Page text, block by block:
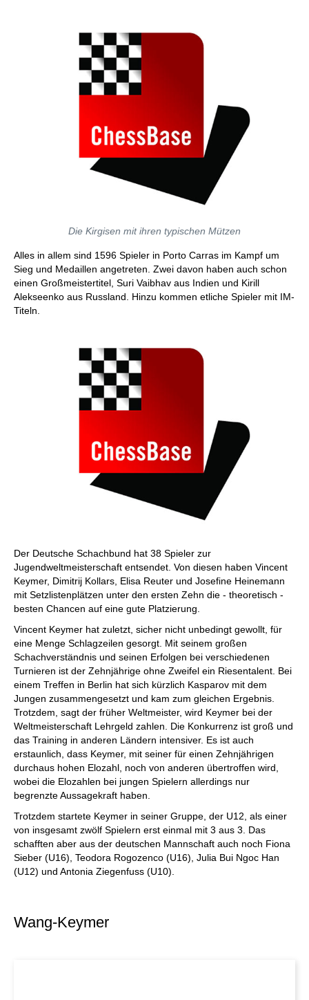
Die Kirgisen mit ihren typischen Mützen
Alles in allem sind 1596 Spieler in Porto Carras im Kampf um
Sieg und Medaillen angetreten. Zwei davon haben auch schon
einen Großmeistertitel, Suri Vaibhav aus Indien und Kirill
Alekseenko aus Russland. Hinzu kommen etliche Spieler mit IM-
Titeln.
Der Deutsche Schachbund hat 38 Spieler zur
Jugendweltmeisterschaft entsendet. Von diesen haben Vincent
Keymer, Dimitrij Kollars, Elisa Reuter und Josefine Heinemann
mit Setzlistenplätzen unter den ersten Zehn die - theoretisch -
besten Chancen auf eine gute Platzierung.
Vincent Keymer hat zuletzt, sicher nicht unbedingt gewollt, für
eine Menge Schlagzeilen gesorgt. Mit seinem großen
Schachverständnis und seinen Erfolgen bei verschiedenen
Turnieren ist der Zehnjährige ohne Zweifel ein Riesentalent. Bei
einem Treffen in Berlin hat sich kürzlich Kasparov mit dem
Jungen zusammengesetzt und kam zum gleichen Ergebnis.
Trotzdem, sagt der früher Weltmeister, wird Keymer bei der
Weltmeisterschaft Lehrgeld zahlen. Die Konkurrenz ist groß und
das Training in anderen Ländern intensiver. Es ist auch
erstaunlich, dass Keymer, mit seiner für einen Zehnjährigen
durchaus hohen Elozahl, noch von anderen übertroffen wird,
wobei die Elozahlen bei jungen Spielern allerdings nur
begrenzte Aussagekraft haben.
Trotzdem startete Keymer in seiner Gruppe, der U12, als einer
von insgesamt zwölf Spielern erst einmal mit 3 aus 3. Das
schafften aber aus der deutschen Mannschaft auch noch Fiona
Sieber (U16), Teodora Rogozenco (U16), Julia Bui Ngoc Han
(U12) und Antonia Ziegenfuss (U10).
Wang-Keymer